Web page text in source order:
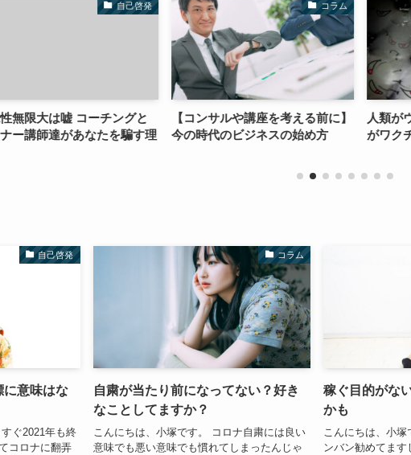
グと
騙す理
コラム
【コンサルや講座を考える前に】
今の時代のビジネスの始め方
コロナウ
人類がウイルスであり、ウ
がワクチンである
自己啓発
に意味はな
ぐ2021年も終
コロナに翻弄
コラム
自粛が当たり前になってない？好き
なことしてますか？
こんにちは、小塚です。 コロナ自粛には良い
意味でも悪い意味でも慣れてしまったんじゃ
稼ぐ目的がな
かも
こんにちは、小
ンバン勧めてま